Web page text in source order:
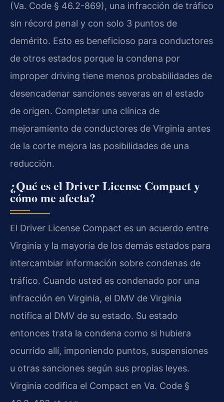
(Va. Code § 46.2-869), una infracción de tráfico
sin récord penal y con solo 3 puntos de
demérito. Esto es beneficioso para conductores
de otros estados porque la condena por
improper driving tiene menos probabilidades de
desencadenar sanciones severas en el estado
de origen. Completar una clínica de
mejoramiento de conductores de Virginia antes
de la corte mejora las posibilidades de una
reducción.
¿Qué es el Driver License Compact y
cómo me afecta?
El Driver License Compact es un acuerdo entre
Virginia y la mayoría de los demás estados para
intercambiar información sobre condenas de
tráfico. Cuando usted es condenado por una
infracción en Virginia, el DMV de Virginia
notifica al DMV de su estado. Su estado
entonces trata la condena como si hubiera
ocurrido allí, imponiendo puntos, suspensiones
u otras sanciones según sus propias leyes.
Virginia codifica el Compact en Va. Code §